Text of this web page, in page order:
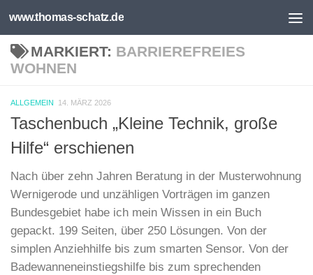
Unter dem Inhalt
www.thomas-schatz.de
MARKIERT: BARRIEREFREIES
WOHNEN
ALLGEMEIN 14. MÄRZ 2026
Taschenbuch „Kleine Technik, große
Hilfe“ erschienen
Nach über zehn Jahren Beratung in der Musterwohnung
Wernigerode und unzähligen Vorträgen im ganzen
Bundesgebiet habe ich mein Wissen in ein Buch
gepackt. 199 Seiten, über 250 Lösungen. Von der
simplen Anziehhilfe bis zum smarten Sensor. Von der
Badewanneneinstiegshilfe bis zum sprechenden